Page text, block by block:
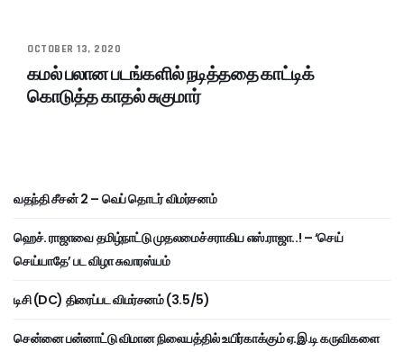
OCTOBER 13, 2020
கமல் பலான படங்களில் நடித்ததை காட்டிக்
கொடுத்த காதல் சுகுமார்
வதந்தி சீசன் 2 – வெப் தொடர் விமர்சனம்
ஹெச். ராஜாவை தமிழ்நாட்டு முதலமைச்சராகிய எஸ்.ராஜா..! – ‘செய்
செய்யாதே’ பட விழா சுவாரஸ்யம்
டிசி (DC) திரைப்பட விமர்சனம் (3.5/5)
சென்னை பன்னாட்டு விமான நிலையத்தில் உயிர்காக்கும் ஏ.இ.டி கருவிகளை